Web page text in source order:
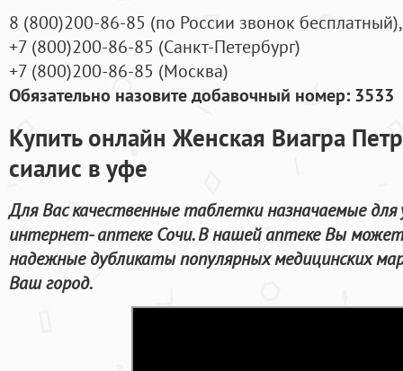
8 (800)200-86-85 (по России звонок бесплатный),
+7 (800)200-86-85 (Санкт-Петербург)
+7 (800)200-86-85 (Москва)
Обязательно назовите добавочный номер: 3533
Купить онлайн Женская Виагра
сиалис в уфе
Для Вас качественные таблетки назначаемые для
интернет- аптеке Сочи. В нашей аптеке Вы
надежные дубликаты популярных медицинских
Ваш город.